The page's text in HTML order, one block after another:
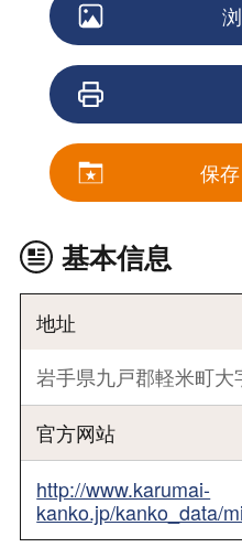
保
基本信息
地址
岩手県九戸郡軽米町大
官方网站
http://www.karumai-
kanko.jp/kanko_data/